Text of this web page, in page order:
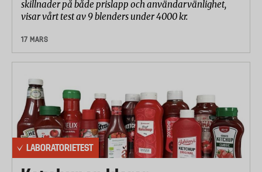
skillnader på både prislapp och användarvänlighet,
visar vårt test av 9 blenders under 4000 kr.
17 MARS
LABORATORIETEST